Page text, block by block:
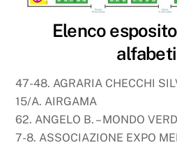
Elenco
47-48. AGRARIA CHECCHI
15/A. AIRGAMA
62. ANGELO B. – MONDO
7-8. ASSOCIAZIONE EXPO